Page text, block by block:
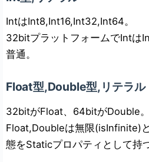
IntはInt8,Int16,Int32,Int64。
32bitプラットフォームでIntは
普通。
Float型,Double型,リテラル
32bitがFloat、64bitがDouble。
Float,Doubleは無限(isInfinite)
態をStaticプロパティとして持つ